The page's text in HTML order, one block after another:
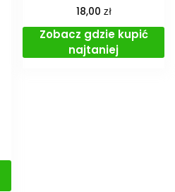
18,00 zł
Zobacz gdzie kupić
najtaniej